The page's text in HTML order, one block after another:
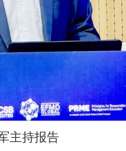
主持报告